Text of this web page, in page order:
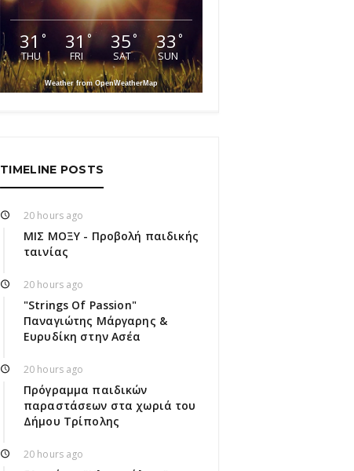
31 °
THU
31°
FRI
35°
SAT
33 °
SUN
Weather from OpenWeatherMap
TIMELINE POSTS
20 hours ago
ΜΙΣ ΜΟΞΥ - Προβολή παιδικής
ταινίας
20 hours ago
"Strings Of Passion"
Παναγιώτης Μάργαρης &
Ευρυδίκη στην Ασέα
20 hours ago
Πρόγραμμα παιδικών
παραστάσεων στα χωριά του
Δήμου Τρίπολης
20 hours ago